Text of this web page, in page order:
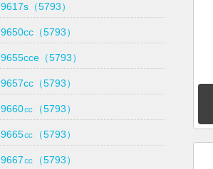
9617s（5793）
9650cc（5793）
9655cce（5793）
9657cc（5793）
9660㏄（5793）
9665㏄（5793）
9667㏄（5793）